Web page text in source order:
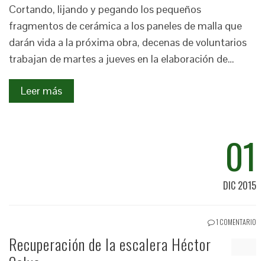
Cortando, lijando y pegando los pequeños
fragmentos de cerámica a los paneles de malla que
darán vida a la próxima obra, decenas de voluntarios
trabajan de martes a jueves en la elaboración de…
Leer más
01
DIC 2015
1 COMENTARIO
Recuperación de la escalera Héctor